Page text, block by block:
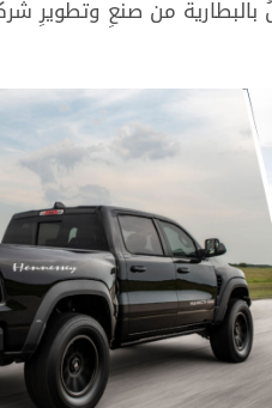
ﻣﻦ ﺻﻨﻊِ ﻭﺗﻄﻮﻳﺮِ